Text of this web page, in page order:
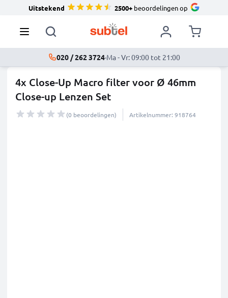
Uitstekend 2500+beoordelingen op
020 / 262 3724·Ma - Vr: 09:00 tot 21:00
4x Close-Up Macro filter voor Ø 46mm
Close-up Lenzen Set
(0 beoordelingen) Artikelnummer: 918764